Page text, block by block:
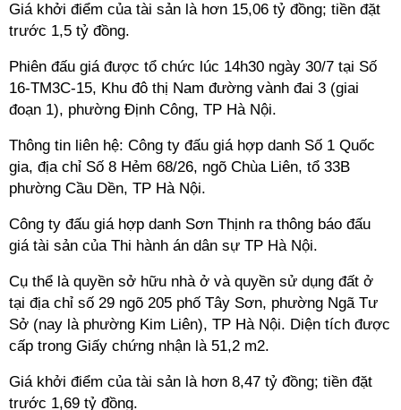
Giá khởi điểm của tài sản là hơn 15,06 tỷ đồng; tiền đặt
trước 1,5 tỷ đồng.
Phiên đấu giá được tổ chức lúc 14h30 ngày 30/7 tại Số
16-TM3C-15, Khu đô thị Nam đường vành đai 3 (giai
đoạn 1), phường Định Công, TP Hà Nội.
Thông tin liên hệ: Công ty đấu giá hợp danh Số 1 Quốc
gia, địa chỉ Số 8 Hẻm 68/26, ngõ Chùa Liên, tổ 33B
phường Cầu Dền, TP Hà Nội.
Công ty đấu giá hợp danh Sơn Thịnh ra thông báo đấu
giá tài sản của Thi hành án dân sự TP Hà Nội.
Cụ thể là quyền sở hữu nhà ở và quyền sử dụng đất ở
tại địa chỉ số 29 ngõ 205 phố Tây Sơn, phường Ngã Tư
Sở (nay là phường Kim Liên), TP Hà Nội. Diện tích được
cấp trong Giấy chứng nhận là 51,2 m2.
Giá khởi điểm của tài sản là hơn 8,47 tỷ đồng; tiền đặt
trước 1,69 tỷ đồng.